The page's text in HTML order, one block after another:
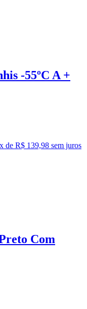
-55ºC A +
x de R$ 139,98 sem juros
Com